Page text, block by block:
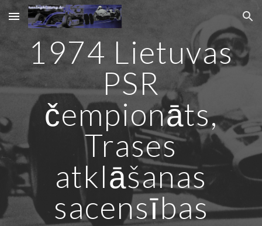
Skip to main content Skip to navigation
1974 Lietuvas
PSR
čempionāts,
Trases
atklāšanas
sacensības